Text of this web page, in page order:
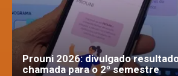
Prouni 2026: divulgado
chamada para o 2º semestre